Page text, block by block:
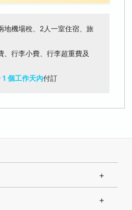
地機場稅、2人一室住宿、旅
、行李小費、行李超重費及
1 個工作天內付訂